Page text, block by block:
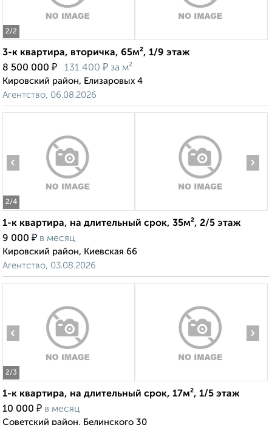
2/2
3-к квартира, вторичка, 65м², 1/9 этаж
8 500 000 ₽ 131 400 ₽ за м²
Кировский район, Елизаровых 4
Агентство, 06.08.2026
2/4
‹ ›
1-к квартира, на длительный срок, 35м², 2/5 этаж
9 000 ₽ в месяц
Кировский район, Киевская 66
Агентство, 03.08.2026
2/3
‹ ›
1-к квартира, на длительный срок, 17м², 1/5 этаж
10 000 ₽ в месяц
Советский район, Белинского 30